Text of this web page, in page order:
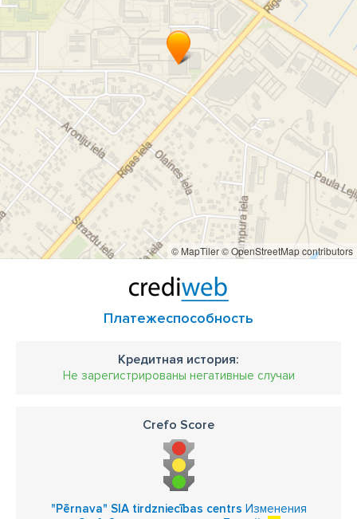
© MapTiler© OpenStreetMap contributors
Платежеспособность
Кредитная история:
Не зарегистрированы негативные случаи
Crefo Score
"Pērnava" SIA tirdzniecības centrs Изменения